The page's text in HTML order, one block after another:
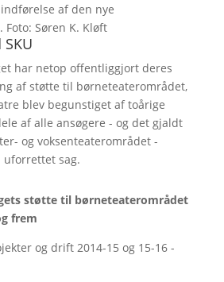
af den nye
Søren K. Kløft
har netop offentliggjort deres
af støtte til børneteaterområdet,
blev begunstiget af toårige
af alle ansøgere - og det gjaldt
og voksenteaterområdet -
uforrettet sag.
støtte til børneteaterområdet
frem
og drift 2014-15 og 15-16 -